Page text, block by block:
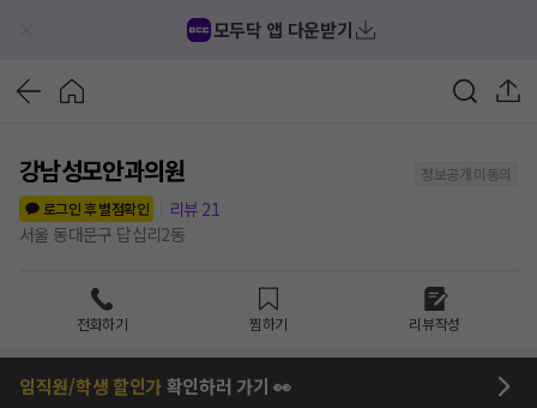
모두닥 앱 다운받기
강남성모안과의원
정보공개 미동의
로그인 후 별점확인
리뷰 21
서울 동대문구 답십리2동
전화하기 찜하기 리뷰작성
임직원/학생 할인가확인하러 가기 👀